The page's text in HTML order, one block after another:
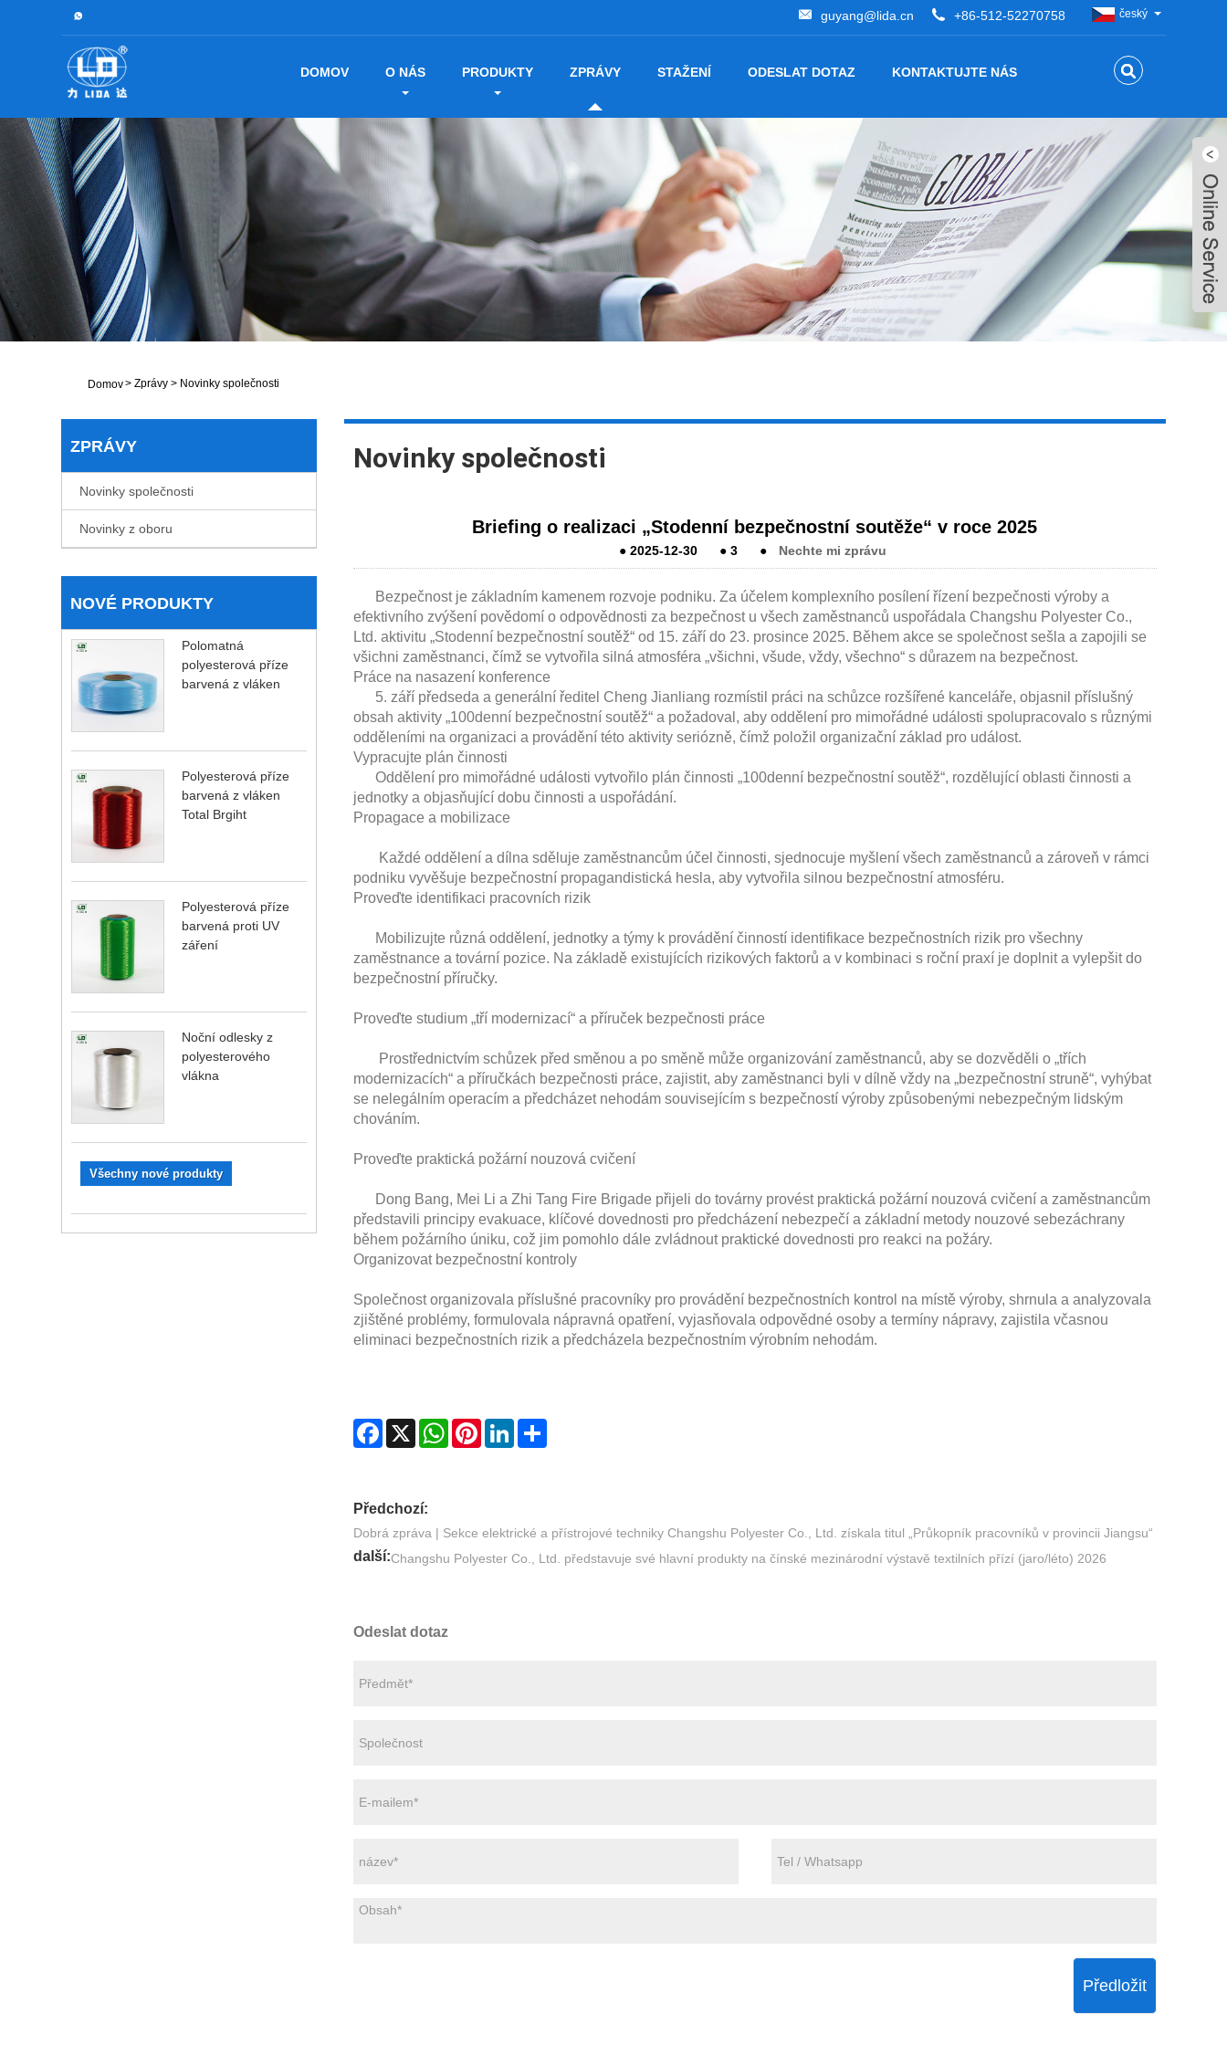
+86-512-52270758
guyang@lida.cn český
DOMOV O NÁS PRODUKTY ZPRÁVY STAŽENÍ ODESLAT DOTAZ KONTAKTUJTE NÁS
Domov> Zprávy > Novinky společnosti
ZPRÁVY
Novinky společnosti
Novinky z oboru
NOVÉ PRODUKTY
Polomatná
polyesterová příze
barvená z vláken
Polyesterová příze
barvená z vláken
Total Brgiht
Polyesterová příze
barvená proti UV
záření
Noční odlesky z
polyesterového
vlákna
Všechny nové produkty
Novinky společnosti
Briefing o realizaci „Stodenní bezpečnostní soutěže“ v roce 2025
●2025-12-30 ●3 ● Nechte mi zprávu
Bezpečnost je základním kamenem rozvoje podniku. Za účelem komplexního posílení řízení bezpečnosti výroby a
efektivního zvýšení povědomí o odpovědnosti za bezpečnost u všech zaměstnanců uspořádala Changshu Polyester Co.,
Ltd. aktivitu „Stodenní bezpečnostní soutěž“ od 15. září do 23. prosince 2025. Během akce se společnost sešla a zapojili se
všichni zaměstnanci, čímž se vytvořila silná atmosféra „všichni, všude, vždy, všechno“ s důrazem na bezpečnost.
Práce na nasazení konference
5. září předseda a generální ředitel Cheng Jianliang rozmístil práci na schůzce rozšířené kanceláře, objasnil příslušný
obsah aktivity „100denní bezpečnostní soutěž“ a požadoval, aby oddělení pro mimořádné události spolupracovalo s různými
odděleními na organizaci a provádění této aktivity seriózně, čímž položil organizační základ pro událost.
Vypracujte plán činnosti
Oddělení pro mimořádné události vytvořilo plán činnosti „100denní bezpečnostní soutěž“, rozdělující oblasti činnosti a
jednotky a objasňující dobu činnosti a uspořádání.
Propagace a mobilizace
Každé oddělení a dílna sděluje zaměstnancům účel činnosti, sjednocuje myšlení všech zaměstnanců a zároveň v rámci
podniku vyvěšuje bezpečnostní propagandistická hesla, aby vytvořila silnou bezpečnostní atmosféru.
Proveďte identifikaci pracovních rizik
Mobilizujte různá oddělení, jednotky a týmy k provádění činností identifikace bezpečnostních rizik pro všechny
zaměstnance a tovární pozice. Na základě existujících rizikových faktorů a v kombinaci s roční praxí je doplnit a vylepšit do
bezpečnostní příručky.
Proveďte studium „tří modernizací“ a příruček bezpečnosti práce
Prostřednictvím schůzek před směnou a po směně může organizování zaměstnanců, aby se dozvěděli o „třích
modernizacích“ a příručkách bezpečnosti práce, zajistit, aby zaměstnanci byli v dílně vždy na „bezpečnostní struně“, vyhýbat
se nelegálním operacím a předcházet nehodám souvisejícím s bezpečností výroby způsobenými nebezpečným lidským
chováním.
Proveďte praktická požární nouzová cvičení
Dong Bang, Mei Li a Zhi Tang Fire Brigade přijeli do továrny provést praktická požární nouzová cvičení a zaměstnancům
představili principy evakuace, klíčové dovednosti pro předcházení nebezpečí a základní metody nouzové sebezáchrany
během požárního úniku, což jim pomohlo dále zvládnout praktické dovednosti pro reakci na požáry.
Organizovat bezpečnostní kontroly
Společnost organizovala příslušné pracovníky pro provádění bezpečnostních kontrol na místě výroby, shrnula a analyzovala
zjištěné problémy, formulovala nápravná opatření, vyjasňovala odpovědné osoby a termíny nápravy, zajistila včasnou
eliminaci bezpečnostních rizik a předcházela bezpečnostním výrobním nehodám.
Facebook
X WhatsAppPinterestLinkedIn
Předchozí:
Dobrá zpráva | Sekce elektrické a přístrojové techniky Changshu Polyester Co., Ltd. získala titul „Průkopník pracovníků v provincii Jiangsu“
další:Changshu Polyester Co., Ltd. představuje své hlavní produkty na čínské mezinárodní výstavě textilních přízí (jaro/léto) 2026
Odeslat dotaz
Předložit